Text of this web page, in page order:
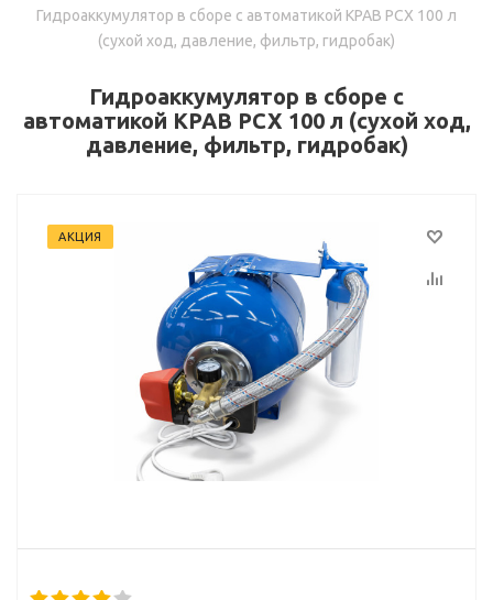
Гидроаккумулятор в сборе с автоматикой КРАВ РСХ 100 л
(сухой ход, давление, фильтр, гидробак)
Гидроаккумулятор в сборе с
автоматикой КРАВ РСХ 100 л (сухой ход,
давление, фильтр, гидробак)
АКЦИЯ